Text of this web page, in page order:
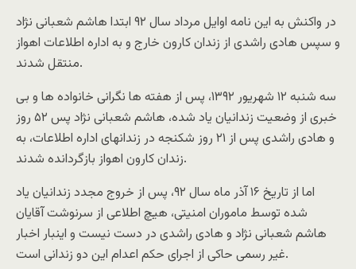
در واکنش به اين نامه اوايل مرداد سال ۹٢ ابتدا هاشم شعبانى نژاد
و سپس هادى راشدى از زندان کارون خارج و به اداره اطلاعات اهواز
منتقل شدند.
سه شنبه ١٢ شهريور ١٣۹٢، پس از هفته ها نگرانى خانواده ها و بى
خبرى از وضعيت زندانيان ياد شده، هاشم شعبانى نژاد پس ۵٢ روز
و هادى راشدى پس از ٢١ روز شکنجه در زندانهاى اداره اطلاعات، به
زندان کارون اهواز بازگردانده شدند.
اما از تاريخ ۱۶ آذر ماه سال ۹٢، پس از خروج مجدد زندانيان ياد
شده توسط ماموران امنيتى، هيچ اطلاعى از سرنوشت آقايان
هاشم شعبانى نژاد و هادى راشدى در دست نيست و اينبار اخبار
غير رسمى حاکى از اجراى حکم اعدام اين دو زندانى است.